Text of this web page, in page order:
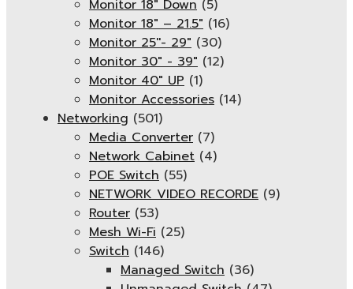
Monitor 18" Down (5)
Monitor 18″ – 21.5″ (16)
Monitor 25''- 29" (30)
Monitor 30" - 39" (12)
Monitor 40" UP (1)
Monitor Accessories (14)
Networking (501)
Media Converter (7)
Network Cabinet (4)
POE Switch (55)
NETWORK VIDEO RECORDE (9)
Router (53)
Mesh Wi-Fi (25)
Switch (146)
Managed Switch (36)